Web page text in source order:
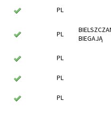
PL
PL
BIEGAJĄ
PL
PL
PL